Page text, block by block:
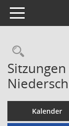
Toggle navigation
Kalender